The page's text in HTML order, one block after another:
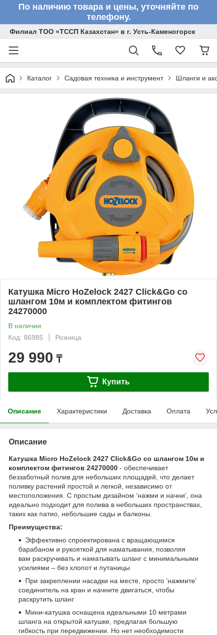
По наличию товара и цены, уточняйте по
телефону.
Филиал ТОО «ТССП Казахстан» в г. Усть-Каменогорск
Каталог Садовая техника и инструмент Шланги и
Катушка Micro HoZelock 2427 Click&Go со
шлангом 10м и комплектом фитингов
24270000
В наличии
Код: 86985
Розница
29 990 ₸
Купить
Описание Характеристики Доставка Оплата
Описание
Катушка Micro HoZelock 2427 Click&Go со шлангом 10м и
комплектом фитингов 24270000 - обеспечивает
беззаботный полив для небольших площадей, что делает
поливку растений простой и легкой, независимо от
местоположения. С простым дизайном ‘нажми и начни’, она
идеально подходит для полива в небольших пространствах,
таких как патио, небольшие сады и балконы.
Преимущества:
Эффективно спроектирована с вращающимся
барабаном и рукояткой для наматывания, позволяя
вам раскручивать и наматывать шланг с минимальными
усилиями – без хлопот и путаницы
При закреплении насадки на месте, просто ‘нажмите’
соединитель на кран и начните двигаться, чтобы
раскрутить шланг
Мини-катушка оснащена идеальными 10 метрами
шланга на открытой катушке, предлагая большую
гибкость при передвижении. Но нет необходимости